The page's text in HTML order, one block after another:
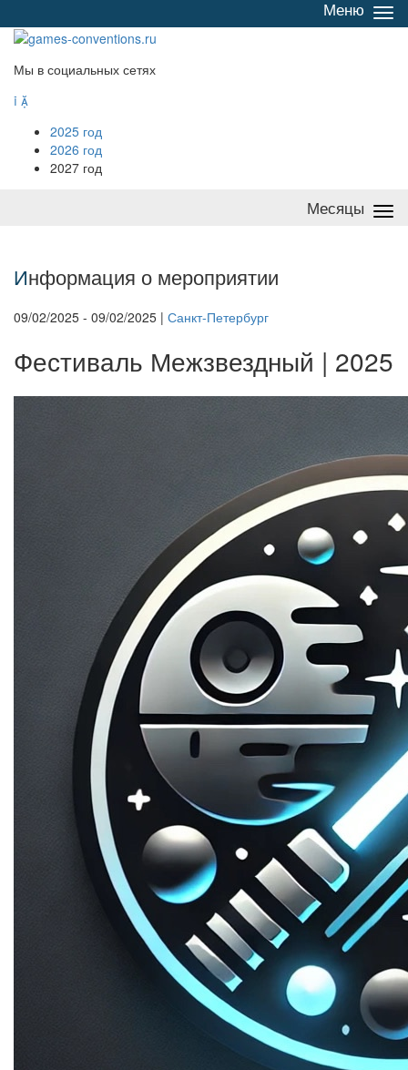
/
Меню
Мы в социальных сетях
 
2025 год
2026 год
2027 год
Месяцы
Информация о мероприятии
09/02/2025 - 09/02/2025 | Санкт-Петербург
Фестиваль Межзвездный | 2025